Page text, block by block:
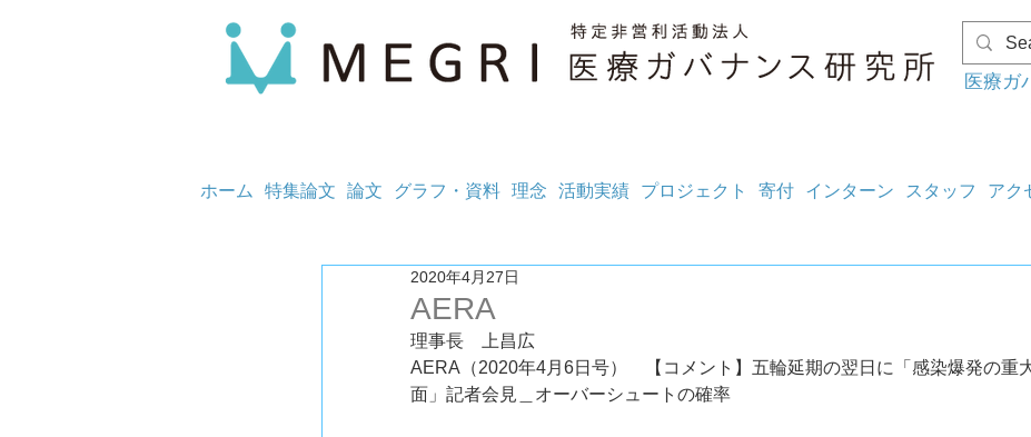
医療ガ
ホーム 特集論文 論文 グラフ・資料 理念 活動実績 プロジェクト 寄付 インターン スタッフ アク
AERA
2020年4月27日
理事長　上昌広
AERA（2020年4月6日号）　【コメント】五輪延期の翌日に「感染爆発の重
面」記者会見＿オーバーシュートの確率